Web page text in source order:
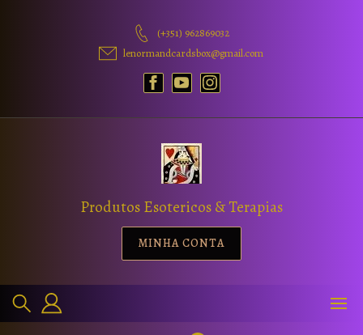
(+351) 962869032
lenormandcardsbox@gmail.com
Produtos Esotericos & Terapias
MINHA CONTA